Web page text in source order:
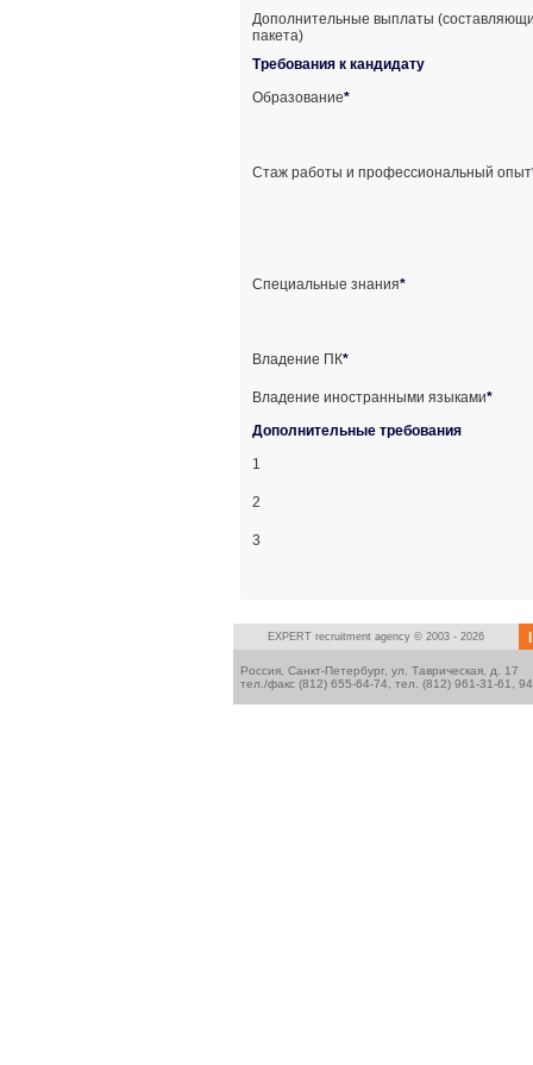
Дополнительные выплаты
пакета)
Требования к кандидату
Образование*
Стаж работы и профессиональный опыт
Специальные знания*
Владение ПК*
Владение иностранными языками*
Дополнительные требования
1
2
3
EXPERT recruitment agency © 2003 - 2026
Россия, Санкт-Петербург, ул. Таврическая, д. 17
тел./факс (812) 655-64-74, тел. (812) 961-31-61,